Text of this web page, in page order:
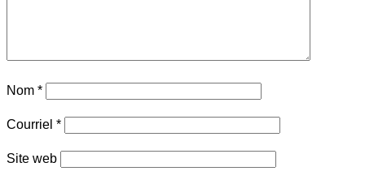
Nom *
Courriel *
Site web